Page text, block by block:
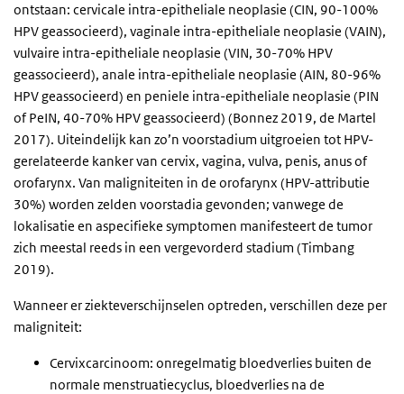
ontstaan: cervicale intra-epitheliale neoplasie (CIN, 90-100%
HPV geassocieerd), vaginale intra-epitheliale neoplasie (VAIN),
vulvaire intra-epitheliale neoplasie (VIN, 30-70% HPV
geassocieerd), anale intra-epitheliale neoplasie (AIN, 80-96%
HPV geassocieerd) en peniele intra-epitheliale neoplasie (PIN
of PeIN, 40-70% HPV geassocieerd) (Bonnez 2019, de Martel
2017). Uiteindelijk kan zo’n voorstadium uitgroeien tot HPV-
gerelateerde kanker van cervix, vagina, vulva, penis, anus of
orofarynx. Van maligniteiten in de orofarynx (HPV-attributie
30%) worden zelden voorstadia gevonden; vanwege de
lokalisatie en aspecifieke symptomen manifesteert de tumor
zich meestal reeds in een vergevorderd stadium (Timbang
2019).
Wanneer er ziekteverschijnselen optreden, verschillen deze per
maligniteit:
Cervixcarcinoom: onregelmatig bloedverlies buiten de
normale menstruatiecyclus, bloedverlies na de